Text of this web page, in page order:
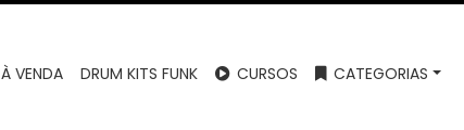
VENDA DRUM KITS FUNK CURSOS CATEGORIAS